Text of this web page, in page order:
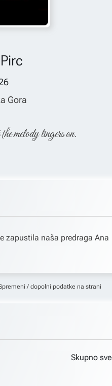
Gora
melody lingers on.
zapustila naša predraga Ana
/ dopolni podatke na strani
Skupno